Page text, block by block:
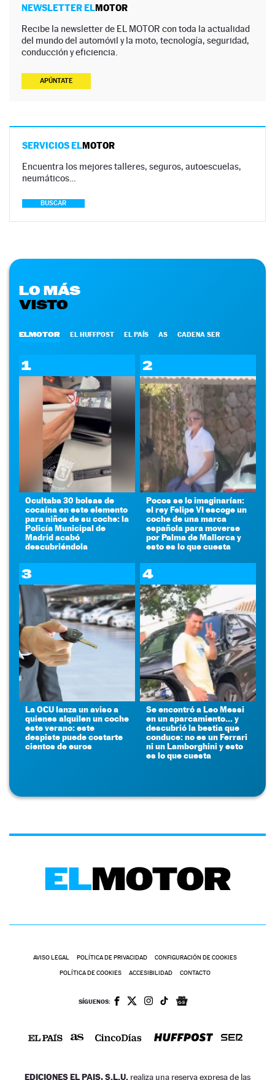
NEWSLETTER ELMOTOR
Recibe la newsletter de EL MOTOR con toda la actualidad
del mundo del automóvil y la moto, tecnología, seguridad,
conducción y eficiencia.
APÚNTATE
SERVICIOS ELMOTOR
Encuentra los mejores talleres, seguros, autoescuelas,
neumáticos…
BUSCAR
LO MÁS
VISTO
ELMOTOR EL HUFFPOST EL PAÍS AS CADENA SER
1
Ocultaba 30 bolsas de
cocaína en este elemento
para niños de su coche: la
Policía Municipal de
Madrid acabó
descubriéndola
2
Pocos se lo imaginarían:
el rey Felipe VI escoge un
coche de una marca
española para moverse
por Palma de Mallorca y
esto es lo que cuesta
3
La OCU lanza un aviso a
quienes alquilen un coche
este verano: este
despiste puede costarte
cientos de euros
4
Se encontró a Leo Messi
en un aparcamiento... y
descubrió la bestia que
conduce: no es un Ferrari
ni un Lamborghini y esto
es lo que cuesta
AVISO LEGAL POLÍTICA DE PRIVACIDAD CONFIGURACIÓN DE COOKIES
POLÍTICA DE COOKIES ACCESIBILIDAD CONTACTO
SÍGUENOS:
EDICIONES EL PAIS, S.L.U. realiza una reserva expresa de las